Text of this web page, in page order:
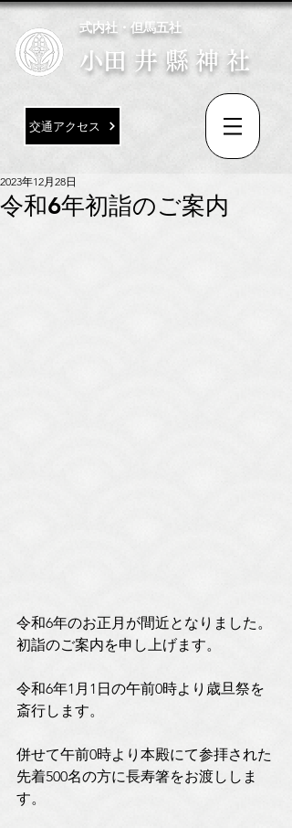
式内社・但馬五社
​小田井縣神社
交通アクセス
令和6年初詣のご案内
2023年12月28日
令和6年のお正月が間近となりました。
初詣のご案内を申し上げます。
令和6年1月1日の午前0時より歳旦祭を
斎行します。
併せて午前0時より本殿にて参拝された
先着500名の方に長寿箸をお渡ししま
す。